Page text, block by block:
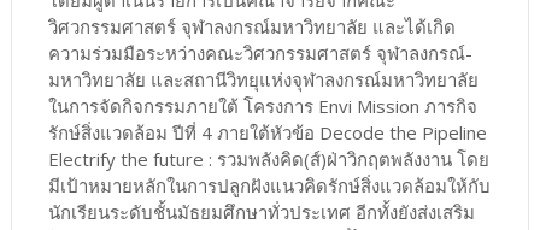
วิศวกรรมศาสตร์ จุฬาลงกรณ์มหาวิทยาลัย และได้เกิด
ความร่วมมือระหว่างคณะวิศวกรรมศาสตร์ จุฬาลงกรณ์-
มหาวิทยาลัย และสถานีวิทยุแห่งจุฬาลงกรณ์มหาวิทยาลัย
ในการจัดกิจกรรมภายใต้ โครงการ Envi Mission ภารกิจ
รักษ์สิ่งแวดล้อม ปีที่ 4 ภายใต้หัวข้อ Decode the Pipeline
Electrify the future : รวมพลังคิด(ส์)ฝ่าวิกฤตพลังงาน โดย
มีเป้าหมายหลักในการปลูกฝังแนวคิดรักษ์สิ่งแวดล้อมให้กับ
นักเรียนระดับชั้นมัธยมศึกษาทั่วประเทศ อีกทั้งยังส่งเสริม